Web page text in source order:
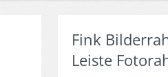
Fink
Leiste